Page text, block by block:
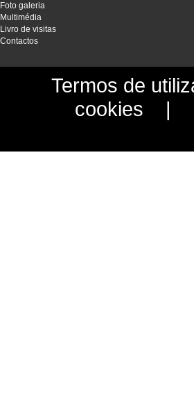
Foto galeria
Multimédia
Livro de visitas
Contactos
Termos de
cookies |